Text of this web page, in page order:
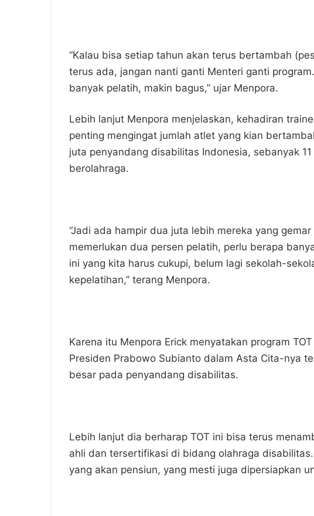
“Kalau bisa setiap tahun akan terus bertambah
terus ada, jangan nanti ganti Menteri ganti
banyak pelatih, makin bagus,” ujar Menpora.
Lebih lanjut Menpora menjelaskan, kehadiran
penting mengingat jumlah atlet yang kian
juta penyandang disabilitas Indonesia, sebanyak
berolahraga.
“Jadi ada hampir dua juta lebih mereka yang
memerlukan dua persen pelatih, perlu berapa
ini yang kita harus cukupi, belum lagi sekolah-
kepelatihan,” terang Menpora.
Karena itu Menpora Erick menyatakan program
Presiden Prabowo Subianto dalam Asta Cita-nya
besar pada penyandang disabilitas.
Lebih lanjut dia berharap TOT ini bisa terus
ahli dan tersertifikasi di bidang olahraga
yang akan pensiun, yang mesti juga dipersiapkan